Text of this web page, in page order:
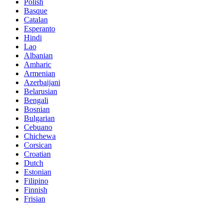
Polish
Basque
Catalan
Esperanto
Hindi
Lao
Albanian
Amharic
Armenian
Azerbaijani
Belarusian
Bengali
Bosnian
Bulgarian
Cebuano
Chichewa
Corsican
Croatian
Dutch
Estonian
Filipino
Finnish
Frisian